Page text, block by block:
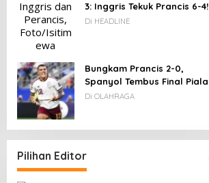
3: Inggris Tekuk Prancis 6-4!
Di HEADLINE
Bungkam Prancis 2-0,
Spanyol Tembus Final Piala
Dunia 2026
Di OLAHRAGA
Pilihan Editor